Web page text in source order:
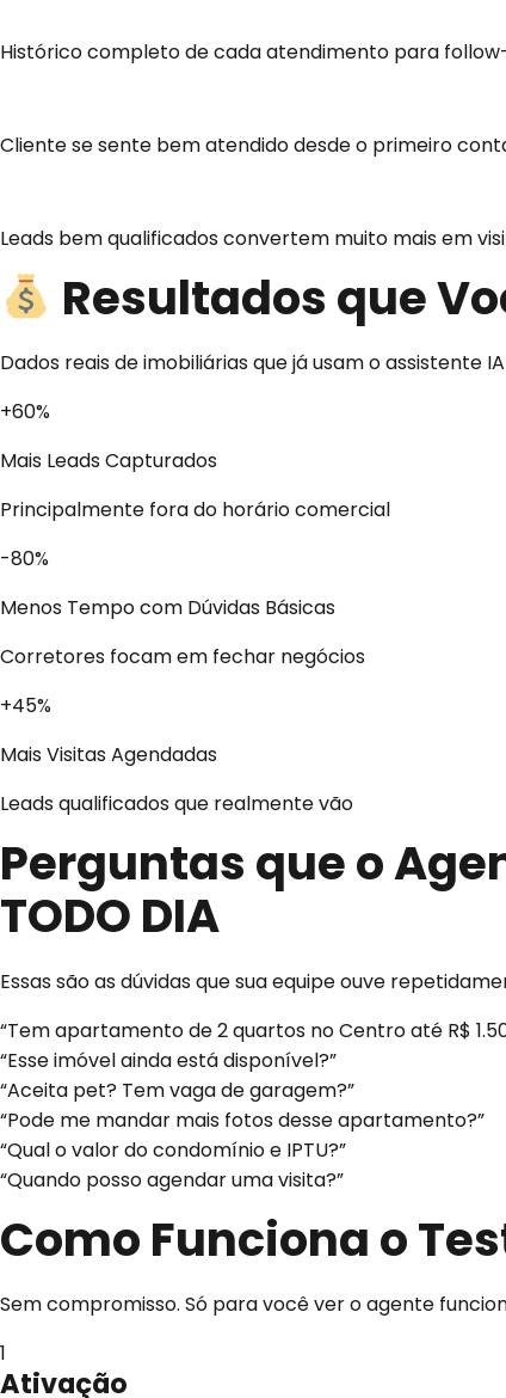
Histórico completo de cada atendimento para
Cliente se sente bem atendido desde o primeiro
Leads bem qualificados convertem muito mais em
Resultados que
Dados reais de imobiliárias que já usam o assistente IA
+60%
Mais Leads Capturados
Principalmente fora do horário comercial
-80%
Menos Tempo com Dúvidas Básicas
Corretores focam em fechar negócios
+45%
Mais Visitas Agendadas
Leads qualificados que realmente vão
Perguntas que o
TODO DIA
Essas são as dúvidas que sua equipe ouve
“Tem apartamento de 2 quartos no Centro até R$
“Esse imóvel ainda está disponível?”
“Aceita pet? Tem vaga de garagem?”
“Pode me mandar mais fotos desse apartamento?”
“Qual o valor do condomínio e IPTU?”
“Quando posso agendar uma visita?”
Como Funciona o
Sem compromisso. Só para você ver o agente
1
Ativação